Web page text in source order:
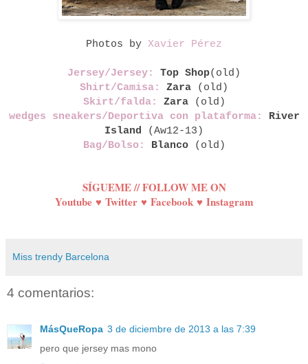
Photos by Xavier Pérez
Jersey/Jersey: Top Shop(old)
Shirt/Camisa:
Zara (old)
Skirt/falda:
Zara(old)
wedges sneakers/Deportiva con plataforma: River
Island
(Aw12-13)
Bag/Bolso:
Blanco (old)
SÍGUEME // FOLLOW ME ON
Youtube ♥ Twitter ♥ Facebook ♥ Instagram
Miss trendy Barcelona
4 comentarios:
MásQueRopa 3 de diciembre de 2013 a las 7:39
pero que jersey mas mono